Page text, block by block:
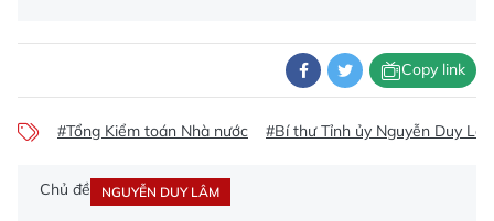
Copy link
#Tổng Kiểm toán Nhà nước #Bí thư Tỉnh ủy Nguyễn Duy
Chủ đề NGUYỄN DUY LÂM